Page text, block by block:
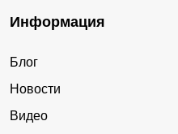
Информация
Блог
Новости
Видео